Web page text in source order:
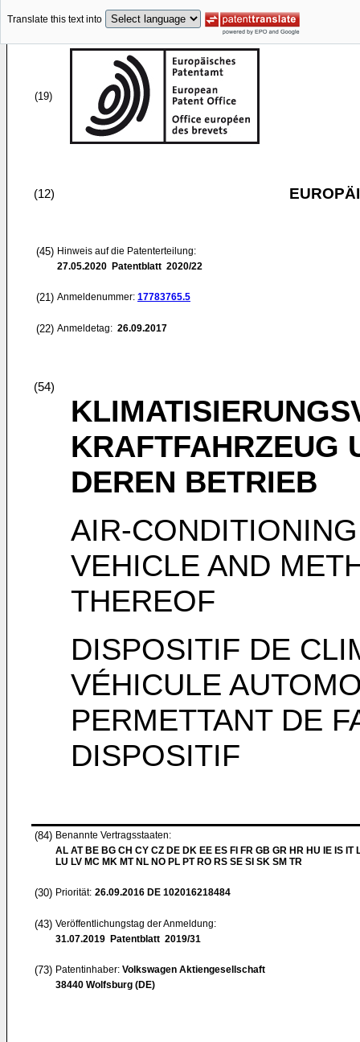
Translate this text into
(19)
(12)
(45) Hinweis auf die Patenterteilung:
27.05.2020 Patentblatt 2020/22
(21) Anmeldenummer: 17783765.5
(22) Anmeldetag: 26.09.2017
(54)
KRAFTFAHRZEUG
DEREN BETRIEB
AIR-
VEHICLE AND
THEREOF
DISPOSITIF DE
VÉHICULE
PERMETTANT DE
DISPOSITIF
(84) Benannte Vertragsstaaten:
AL AT BE BG CH CY CZ DE DK EE ES FI FR GB GR HR HU IE IS IT
LU LV MC MK MT NL NO PL PT RO RS SE SI SK SM TR
(30) Priorität: 26.09.2016 DE 102016218484
(43) Veröffentlichungstag der Anmeldung:
31.07.2019 Patentblatt 2019/31
(73) Patentinhaber: Volkswagen Aktiengesellschaft
38440 Wolfsburg (DE)